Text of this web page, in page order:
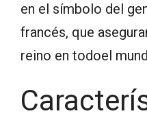
en el símbolo del
francés, que
reino en todoel